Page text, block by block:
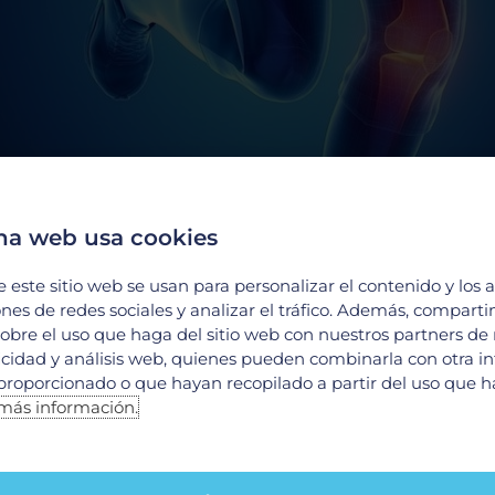
los cuatro ligamentos principales que
hacia adelante y controlar la rotación de la
bruscos, giros repentinos, caídas o
anterior
de LCA incluyen:
web usa cookies
este sitio web se usan para personalizar el contenido y los
de redes sociales y analizar el tráfico. Además,
el uso que haga del sitio web con nuestros partners de
y análisis web, quienes pueden combinarla con otra
o que hayan recopilado a partir del uso que
información.